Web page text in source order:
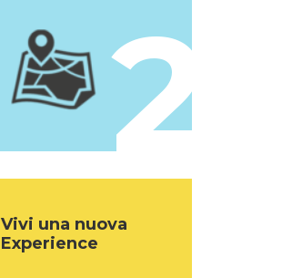
2
Vivi una nuova
Experience